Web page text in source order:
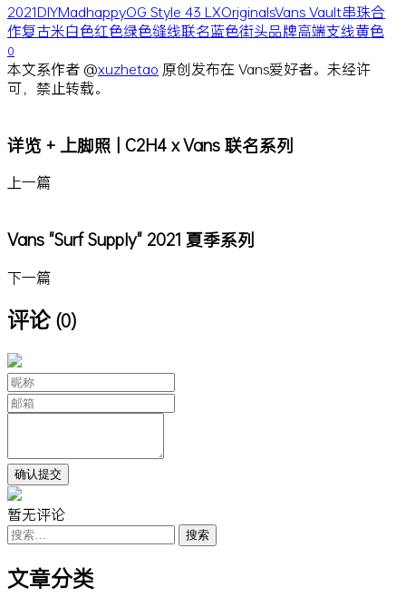
2021DIYMadhappyOG Style 43 LXOriginalsVans Vault串珠合
作复古米白色红色绿色缝线联名蓝色街头品牌高端支线黄色
0
本文系作者 @xuzhetao 原创发布在 Vans爱好者。未经许
可，禁止转载。
详览 + 上脚照 | C2H4 x Vans 联名系列
上一篇
Vans "Surf Supply" 2021 夏季系列
下一篇
评论 (0)
暂无评论
搜
索：
文章分类